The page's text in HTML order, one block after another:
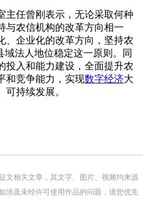
主任曾刚表示，无论采取何种
与农信机构的改革方向相一
、企业化的改革方向，坚持农
域法人地位稳定这一原则。同
投入和能力建设，全面提升农
和竞争能力，实现数字经济大
持续发展。
文相关文章，其文字、图片、视频均来源
涉及未经许可使用作品的问题，请您优先